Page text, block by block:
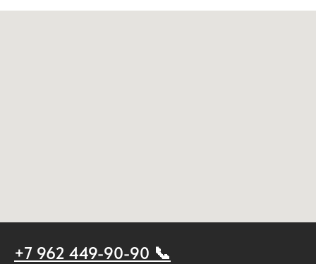
+7 962 449-90-90 📞